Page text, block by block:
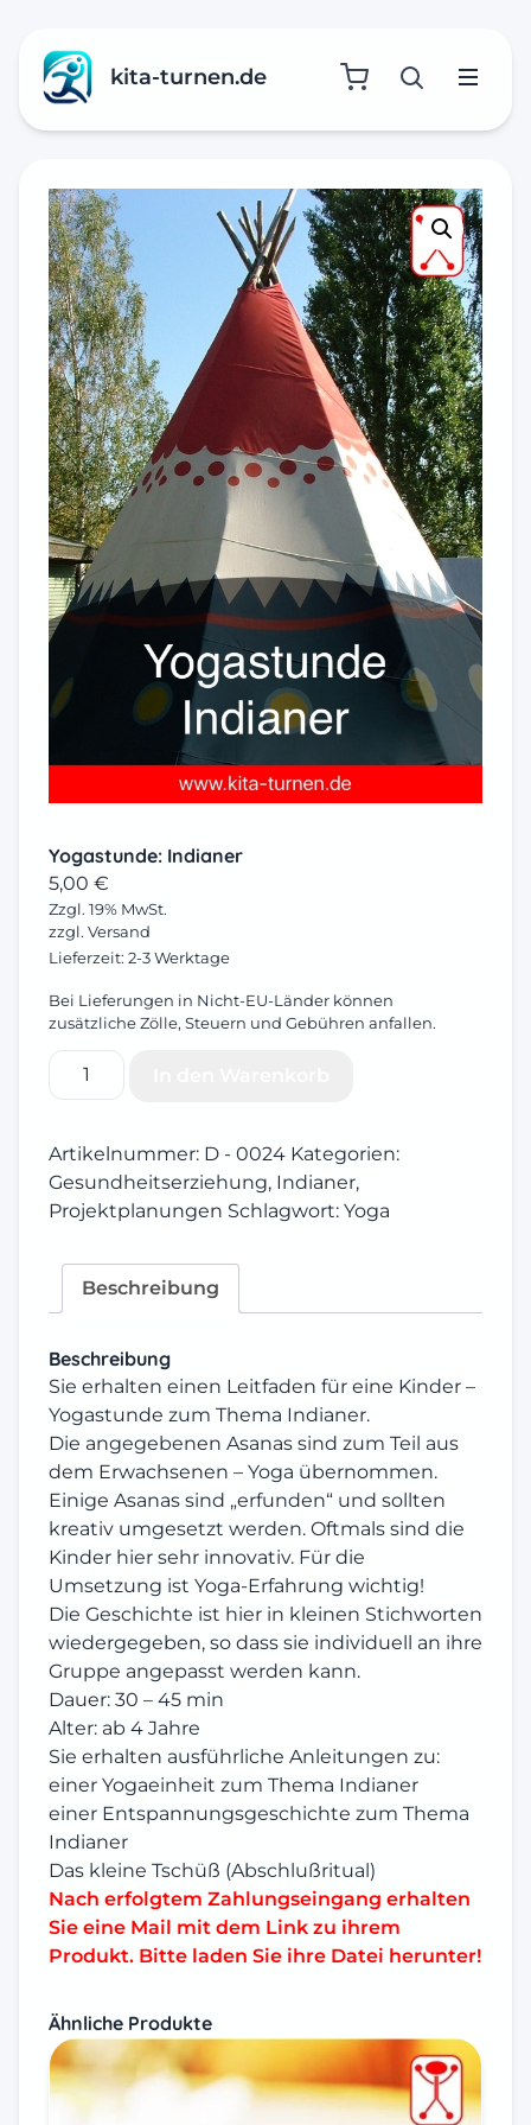
kita-turnen.de SucheMenü
Yogastunde: Indianer
5,00 €
Zzgl. 19% MwSt.
zzgl. Versand
Lieferzeit: 2-3 Werktage
Bei Lieferungen in Nicht-EU-Länder können
zusätzliche Zölle, Steuern und Gebühren anfallen.
Yogastunde:
Indianer
Artikelnummer: D - 0024 Kategorien:
Gesundheitserziehung, Indianer,
Projektplanungen Schlagwort: Yoga
Beschreibung
Beschreibung
Sie erhalten einen Leitfaden für eine Kinder –
Yogastunde zum Thema Indianer.
Die angegebenen Asanas sind zum Teil aus
dem Erwachsenen – Yoga übernommen.
Einige Asanas sind „erfunden“ und sollten
kreativ umgesetzt werden. Oftmals sind die
Kinder hier sehr innovativ. Für die
Umsetzung ist Yoga-Erfahrung wichtig!
Die Geschichte ist hier in kleinen Stichworten
wiedergegeben, so dass sie individuell an ihre
Gruppe angepasst werden kann.
Dauer: 30 – 45 min
Alter: ab 4 Jahre
Sie erhalten ausführliche Anleitungen zu:
einer Yogaeinheit zum Thema Indianer
einer Entspannungsgeschichte zum Thema
Indianer
Das kleine Tschüß (Abschlußritual)
Nach erfolgtem Zahlungseingang erhalten
Sie eine Mail mit dem Link zu ihrem
Produkt. Bitte laden Sie ihre Datei herunter!
Ähnliche Produkte